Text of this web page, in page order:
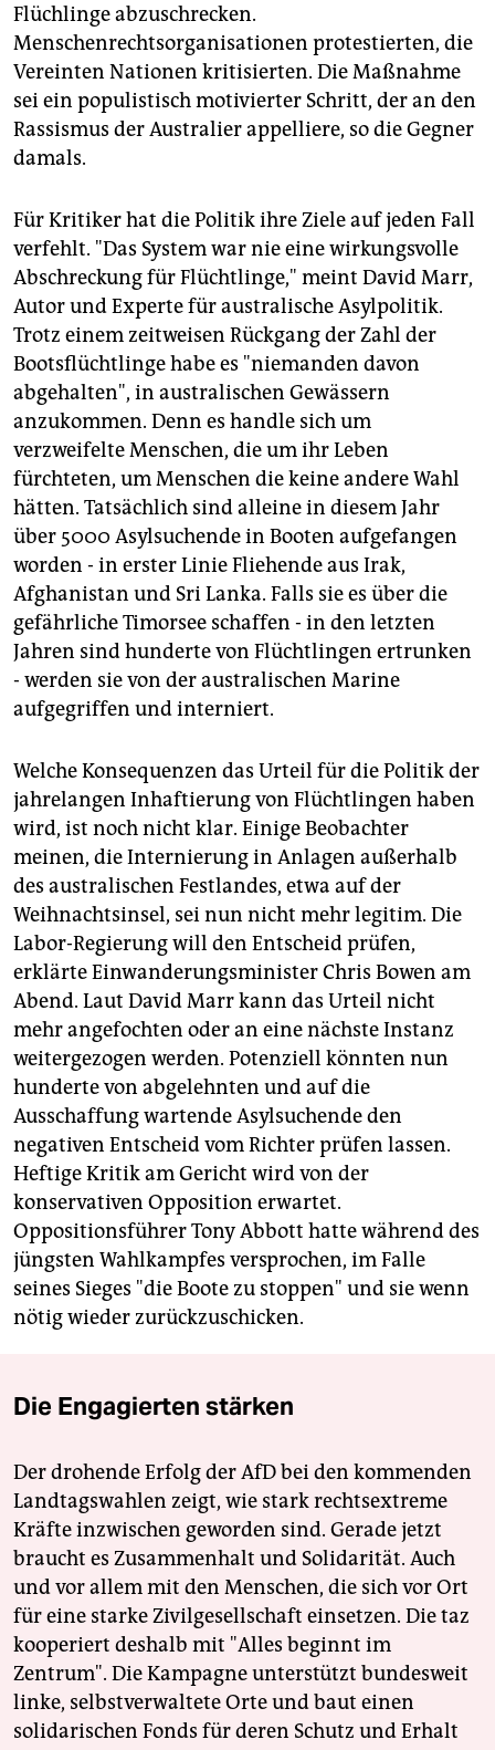
Flüchlinge abzuschrecken.
Menschenrechtsorganisationen protestierten, die
Vereinten Nationen kritisierten. Die Maßnahme
sei ein populistisch motivierter Schritt, der an den
Rassismus der Australier appelliere, so die Gegner
damals.
Für Kritiker hat die Politik ihre Ziele auf jeden Fall
verfehlt. "Das System war nie eine wirkungsvolle
Abschreckung für Flüchtlinge," meint David Marr,
Autor und Experte für australische Asylpolitik.
Trotz einem zeitweisen Rückgang der Zahl der
Bootsflüchtlinge habe es "niemanden davon
abgehalten", in australischen Gewässern
anzukommen. Denn es handle sich um
verzweifelte Menschen, die um ihr Leben
fürchteten, um Menschen die keine andere Wahl
hätten. Tatsächlich sind alleine in diesem Jahr
über 5000 Asylsuchende in Booten aufgefangen
worden - in erster Linie Fliehende aus Irak,
Afghanistan und Sri Lanka. Falls sie es über die
gefährliche Timorsee schaffen - in den letzten
Jahren sind hunderte von Flüchtlingen ertrunken
- werden sie von der australischen Marine
aufgegriffen und interniert.
Welche Konsequenzen das Urteil für die Politik der
jahrelangen Inhaftierung von Flüchtlingen haben
wird, ist noch nicht klar. Einige Beobachter
meinen, die Internierung in Anlagen außerhalb
des australischen Festlandes, etwa auf der
Weihnachtsinsel, sei nun nicht mehr legitim. Die
Labor-Regierung will den Entscheid prüfen,
erklärte Einwanderungsminister Chris Bowen am
Abend. Laut David Marr kann das Urteil nicht
mehr angefochten oder an eine nächste Instanz
weitergezogen werden. Potenziell könnten nun
hunderte von abgelehnten und auf die
Ausschaffung wartende Asylsuchende den
negativen Entscheid vom Richter prüfen lassen.
Heftige Kritik am Gericht wird von der
konservativen Opposition erwartet.
Oppositionsführer Tony Abbott hatte während des
jüngsten Wahlkampfes versprochen, im Falle
seines Sieges "die Boote zu stoppen" und sie wenn
nötig wieder zurückzuschicken.
Die Engagierten stärken
Der drohende Erfolg der AfD bei den kommenden
Landtagswahlen zeigt, wie stark rechtsextreme
Kräfte inzwischen geworden sind. Gerade jetzt
braucht es Zusammenhalt und Solidarität. Auch
und vor allem mit den Menschen, die sich vor Ort
für eine starke Zivilgesellschaft einsetzen. Die taz
kooperiert deshalb mit "Alles beginnt im
Zentrum". Die Kampagne unterstützt bundesweit
linke, selbstverwaltete Orte und baut einen
solidarischen Fonds für deren Schutz und Erhalt